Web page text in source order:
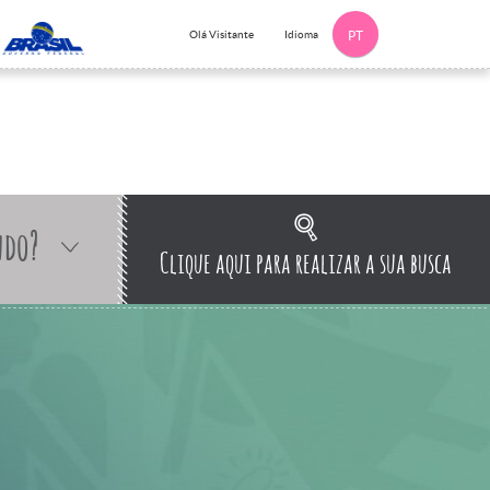
Olá Visitante Idioma PT
Clique aqui para realizar a sua busca